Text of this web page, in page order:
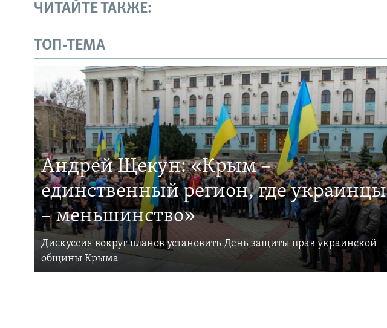
ЧИТАЙТЕ ТАКЖЕ:
ТОП-ТЕМА
Андрей Щекун: «Крым –
единственный регион, где украинцы
– меньшинство»
Дискуссия вокруг планов установить День защиты прав украинской
общины Крыма